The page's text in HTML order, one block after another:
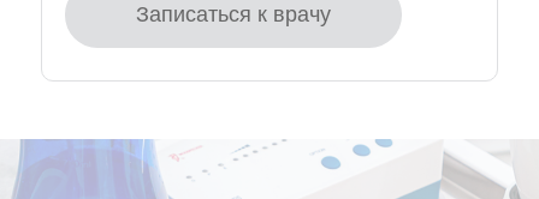
Записаться к врачу